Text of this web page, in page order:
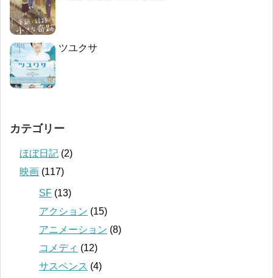
ツユクサ
カテゴリー
ほぼ日記 (2)
映画 (117)
SF (13)
アクション (15)
アニメーション (8)
コメディ (12)
サスペンス (4)